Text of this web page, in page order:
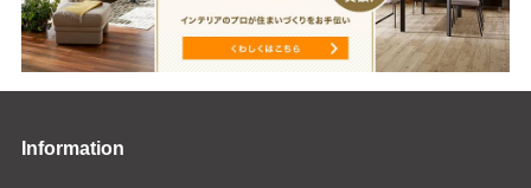
Information